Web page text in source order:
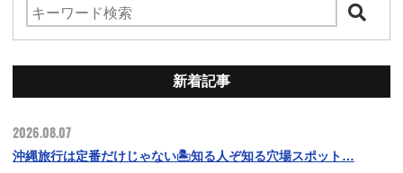
新着記事
2026.08.07
沖縄旅行は定番だけじゃない🏝️知る人ぞ知る穴場スポット…